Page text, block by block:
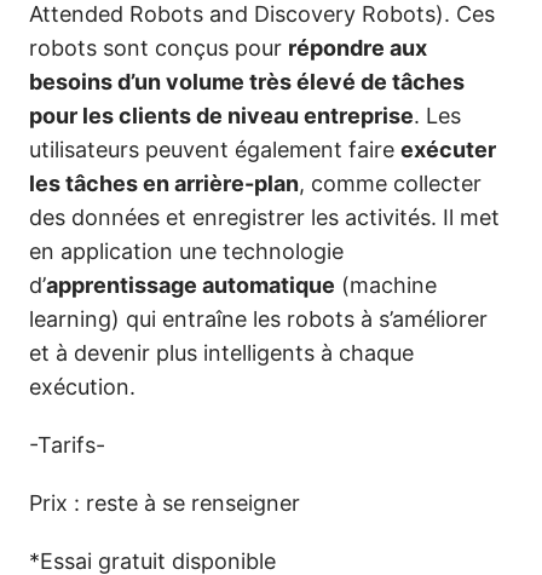
Attended Robots and Discovery Robots). Ces
robots sont conçus pour répondre aux
besoins d’un volume très élevé de tâches
pour les clients de niveau entreprise. Les
utilisateurs peuvent également faire exécuter
les tâches en arrière-plan, comme collecter
des données et enregistrer les activités. Il met
en application une technologie
d’apprentissage automatique (machine
learning) qui entraîne les robots à s’améliorer
et à devenir plus intelligents à chaque
exécution.
-Tarifs-
Prix : reste à se renseigner
*Essai gratuit disponible